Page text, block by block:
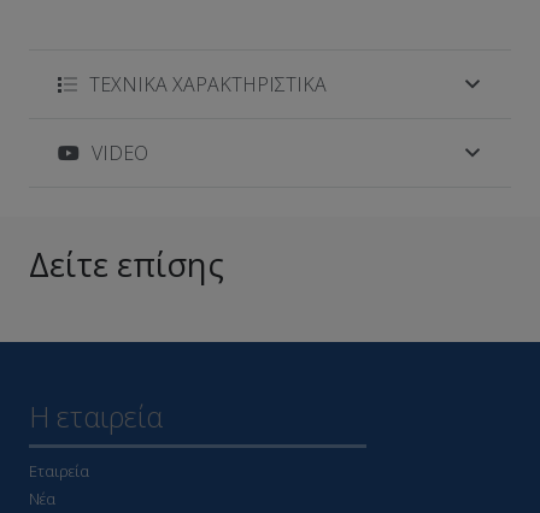
ΤΕΧΝΙΚΑ ΧΑΡΑΚΤΗΡΙΣΤΙΚΑ
VIDEO
Δείτε επίσης
Η εταιρεία
Εταιρεία
Νέα